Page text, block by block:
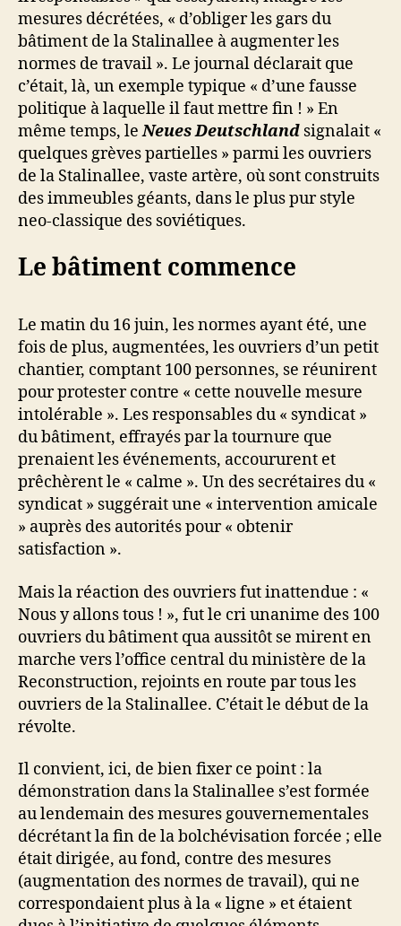
mesures décrétées, « d’obliger les gars du
bâtiment de la Stalinallee à augmenter les
normes de travail ». Le journal déclarait que
c’était, là, un exemple typique « d’une fausse
politique à laquelle il faut mettre fin ! » En
même temps, leNeues Deutschland signalait «
quelques grèves partielles » parmi les ouvriers
de la Stalinallee, vaste artère, où sont construits
des immeubles géants, dans le plus pur style
neo-classique des soviétiques.
Le bâtiment commence
Le matin du 16 juin, les normes ayant été, une
fois de plus, augmentées, les ouvriers d’un petit
chantier, comptant 100 personnes, se réunirent
pour protester contre « cette nouvelle mesure
intolérable ». Les responsables du « syndicat »
du bâtiment, effrayés par la tournure que
prenaient les événements, accoururent et
prêchèrent le « calme ». Un des secrétaires du «
syndicat » suggérait une « intervention amicale
» auprès des autorités pour « obtenir
satisfaction ».
Mais la réaction des ouvriers fut inattendue : «
Nous y allons tous ! », fut le cri unanime des 100
ouvriers du bâtiment qua aussitôt se mirent en
marche vers l’office central du ministère de la
Reconstruction, rejoints en route par tous les
ouvriers de la Stalinallee. C’était le début de la
révolte.
Il convient, ici, de bien fixer ce point : la
démonstration dans la Stalinallee s’est formée
au lendemain des mesures gouvernementales
décrétant la fin de la bolchévisation forcée ; elle
était dirigée, au fond, contre des mesures
(augmentation des normes de travail), qui ne
correspondaient plus à la « ligne » et étaient